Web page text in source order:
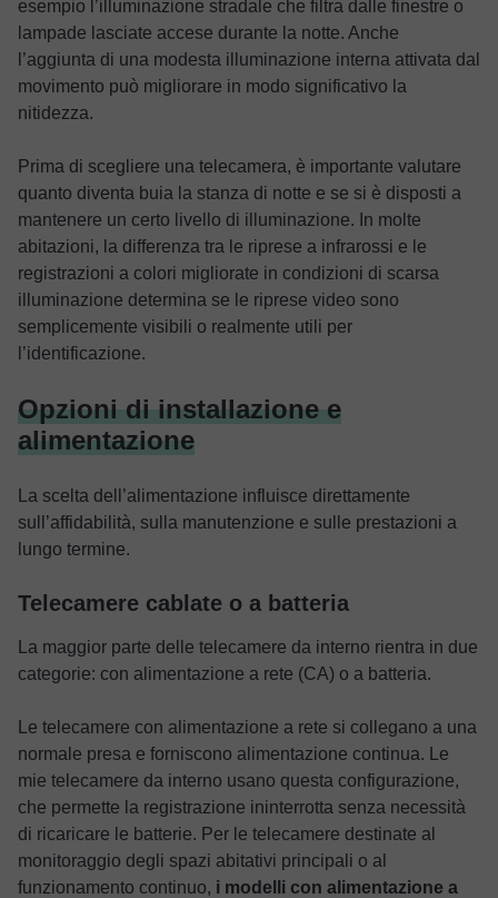
esempio l’illuminazione stradale che filtra dalle finestre o
lampade lasciate accese durante la notte. Anche
l’aggiunta di una modesta illuminazione interna attivata dal
movimento può migliorare in modo significativo la
nitidezza.
Prima di scegliere una telecamera, è importante valutare
quanto diventa buia la stanza di notte e se si è disposti a
mantenere un certo livello di illuminazione. In molte
abitazioni, la differenza tra le riprese a infrarossi e le
registrazioni a colori migliorate in condizioni di scarsa
illuminazione determina se le riprese video sono
semplicemente visibili o realmente utili per
l’identificazione.
Opzioni di installazione e
alimentazione
La scelta dell’alimentazione influisce direttamente
sull’affidabilità, sulla manutenzione e sulle prestazioni a
lungo termine.
Telecamere cablate o a batteria
La maggior parte delle telecamere da interno rientra in due
categorie: con alimentazione a rete (CA) o a batteria.
Le telecamere con alimentazione a rete si collegano a una
normale presa e forniscono alimentazione continua. Le
mie telecamere da interno usano questa configurazione,
che permette la registrazione ininterrotta senza necessità
di ricaricare le batterie. Per le telecamere destinate al
monitoraggio degli spazi abitativi principali o al
funzionamento continuo, i modelli con alimentazione a